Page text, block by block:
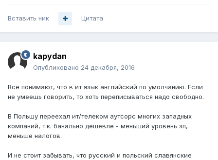
Вставить ник Цитата
kapydan
Опубликовано 24 декабря, 2016
Все понимают, что в ит язык английский по умолчанию. Если
не умеешь говорить, то хоть переписываться надо свободно.
В Польшу переехал ит/телеком аутсорс многих западных
компаний, т.к. банально дешевле - меньший уровень зп,
меньше налогов.
И не стоит забывать, что русский и польский славянские